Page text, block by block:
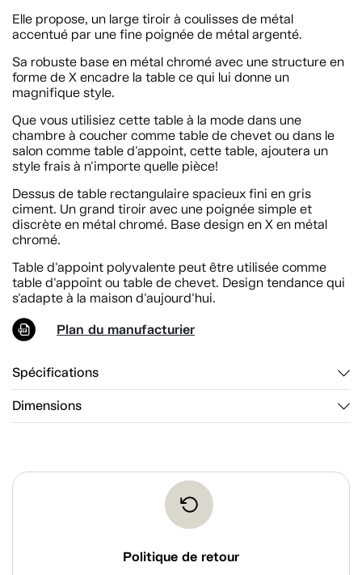
Elle propose, un large tiroir à coulisses de métal
accentué par une fine poignée de métal argenté.
Sa robuste base en métal chromé avec une structure en
forme de X encadre la table ce qui lui donne un
magnifique style.
Que vous utilisiez cette table à la mode dans une
chambre à coucher comme table de chevet ou dans le
salon comme table d'appoint, cette table, ajoutera un
style frais à n'importe quelle pièce!
Dessus de table rectangulaire spacieux fini en gris
ciment. Un grand tiroir avec une poignée simple et
discrète en métal chromé. Base design en X en métal
chromé.
Table d'appoint polyvalente peut être utilisée comme
table d'appoint ou table de chevet. Design tendance qui
s'adapte à la maison d'aujourd'hui.
Plan du manufacturier
Spécifications
Dimensions
Politique de retour